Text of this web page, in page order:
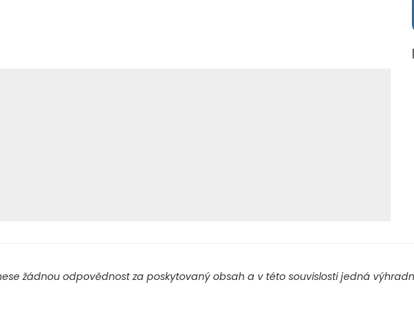
žádnou odpovědnost za poskytovaný obsah a v této souvislosti jedná